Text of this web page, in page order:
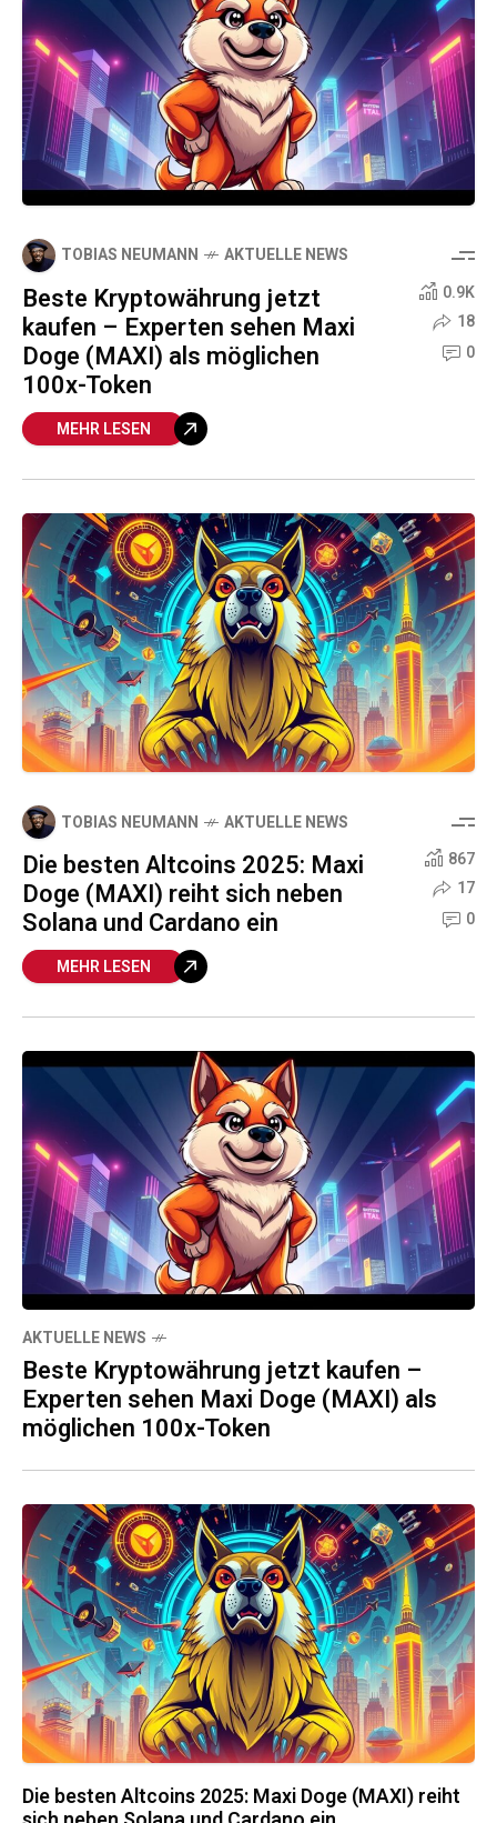
TOBIAS NEUMANN AKTUELLE NEWS
Beste Kryptowährung jetzt
kaufen – Experten sehen Maxi
Doge (MAXI) als möglichen
100x-Token
MEHR LESEN
0.9K
18
0
TOBIAS NEUMANN AKTUELLE NEWS
Die besten Altcoins 2025: Maxi
Doge (MAXI) reiht sich neben
Solana und Cardano ein
MEHR LESEN
867
17
0
AKTUELLE NEWS
Beste Kryptowährung jetzt kaufen –
Experten sehen Maxi Doge (MAXI) als
möglichen 100x-Token
Die besten Altcoins 2025: Maxi Doge (MAXI) reiht